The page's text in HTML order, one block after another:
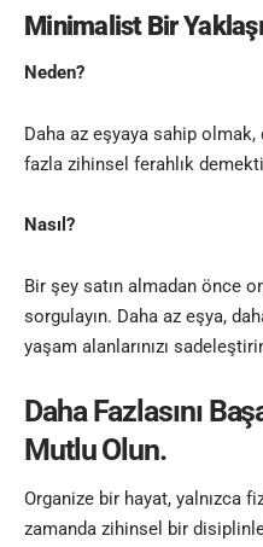
Minimalist Bir
Neden?
Daha az eşyaya sahip olmak,
fazla zihinsel ferahlık
Nasıl?
Bir şey satın almadan önce
sorgulayın. Daha az eşya,
yaşam alanlarınızı
Daha Fazlasını
Mutlu Olun.
Organize bir hayat, yalnızca
zamanda zihinsel bir